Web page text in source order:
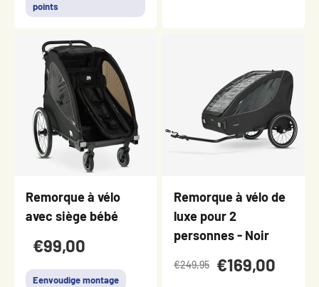
points
Remorque à vélo
avec siège bébé
€99,00
Eenvoudige montage
Remorque à vélo de
luxe pour 2
personnes - Noir
€249,95 €169,00